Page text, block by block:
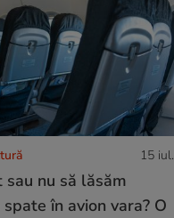
15 iul.
sau nu să lăsăm
în avion vara? O